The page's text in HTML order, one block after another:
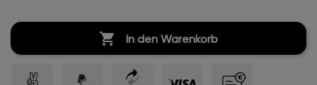
 In den Warenkorb